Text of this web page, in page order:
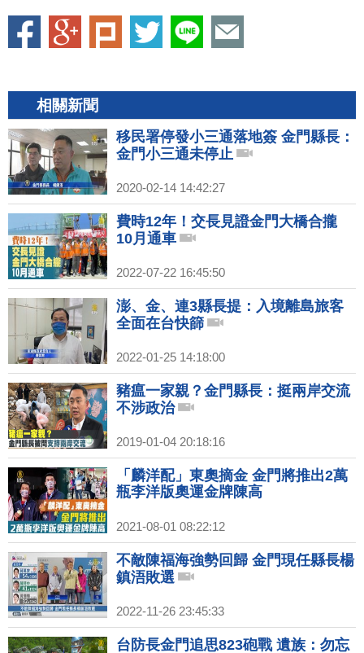
相關新聞
移民署停發小三通落地簽 金門縣長：
金門小三通未停止
2020-02-14 14:42:27
費時12年！交長見證金門大橋合攏
10月通車
2022-07-22 16:45:50
澎、金、連3縣長提：入境離島旅客
全面在台快篩
2022-01-25 14:18:00
豬瘟一家親？金門縣長：挺兩岸交流
不涉政治
2019-01-04 20:18:16
「麟洋配」東奧摘金 金門將推出2萬
瓶李洋版奧運金牌陳高
2021-08-01 08:22:12
不敵陳福海強勢回歸 金門現任縣長楊
鎮浯敗選
2022-11-26 23:45:33
台防長金門追思823砲戰 遺族：勿忘